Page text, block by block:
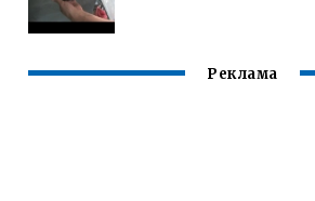
Реклама